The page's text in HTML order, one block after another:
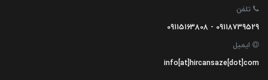
تلفن
09118739529 - 09115163808
ایمیل
info[at]hircansaze[dot]com